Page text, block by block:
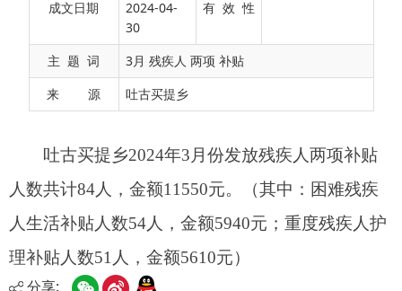
成文日期
2024-04-
30
有 效 性
主 题 词
3月 残疾人 两项 补贴
来 源
吐古买提乡
人数共计84人，金额11550元。（其中：困难残疾
人生活补贴人数54人，金额5940元；重度残疾人护
理补贴人数51人，金额5610元）
分享: